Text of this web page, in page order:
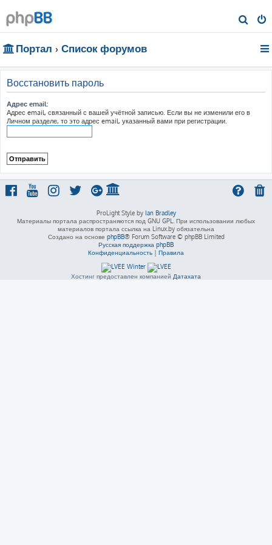
о
Портал Список форумов
Восстановить пароль
Адрес email:
Адрес email, связанный с вашей учётной записью. Если вы не изменили его в
Личном разделе, то это адрес email, указанный вами при регистрации.
ProLight Style by Ian Bradley
Материалы портала распространяются под GNU GPL. При использовании любых
материалов портала ссылка на Linux.by обязательна
Создано на основе phpBB® Forum Software © phpBB Limited
Русская поддержка phpBB
Конфиденциальность | Правила
Хостинг предоставлен компанией Датахата